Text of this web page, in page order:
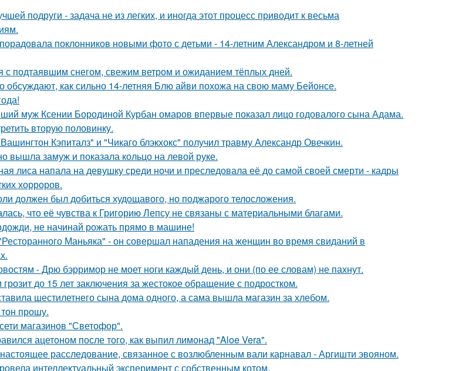
подруги - задача не из легких, и иногда этот процесс приводит к весьма
поклонников новыми фото с детьми - 14-летним Александром и 8-летней
с подтаявшим снегом, свежим ветром и ожиданием тёплых дней.
обсуждают, как сильно 14-летняя Блю айви похожа на свою маму Бейонсе.
муж Ксении Бородиной Курбан омаров впервые показал лицо годовалого сына Адама.
вторую половинку.
Кэпиталз" и "Чикаго блэкхокс" получил травму Александр Овечкин.
вышла замуж и показала кольцо на левой руке.
лиса напала на девушку среди ночи и преследовала её до самой своей смерти - кадры
хорроров.
должен был добиться худощавого, но поджарого телосложения.
что её чувства к Григорию Лепсу не связаны с материальными благами.
не начинай рожать прямо в машине!
Маньяка" - он совершал нападения на женщин во время свиданий в
- Дрю бэрримор не моет ноги каждый день, и они (по ее словам) не пахнут.
до 15 лет заключения за жестокое обращение с подростком.
шестилетнего сына дома одного, а сама вышла магазин за хлебом.
прошу.
магазинов "Светофор".
ацетоном после того, как выпил лимонад "Aloe Vera".
настоящее расследование, связанное с возлюбленным вали карнавал - Аргишти эвояном.
интеллектуальный эксперимент с собственным котом.